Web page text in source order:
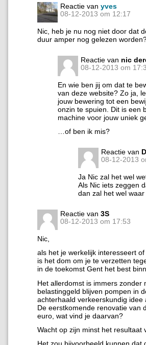
Reactie van yves
08-12-2013 om 12:17
Nic, heb je nu nog niet door dat
duur amper nog gelezen
Reactie van nic
08-12-2013 om
En wie ben jij om dat te
van deze website? Zo ja,
jouw bewering tot een
onzin te spuien. Dit is een
machine voor jouw uniek
…of ben ik mis?
Reactie van
08-12-2013
Ja Nic zal het wel
Als Nic iets zeggen
dan zal het wel
Reactie van 3S
08-12-2013 om 17:53
Nic,
als het je werkelijk interesseert
is het dom om je te verzetten
in de toekomst Gent het best
Het allerdomst is immers zonder
belastinggeld blijven pompen in
achterhaald verkeerskundig
De eerstkomende renovatie van
euro, wat vind je daarvan?
Wacht op zijn minst het resultaat